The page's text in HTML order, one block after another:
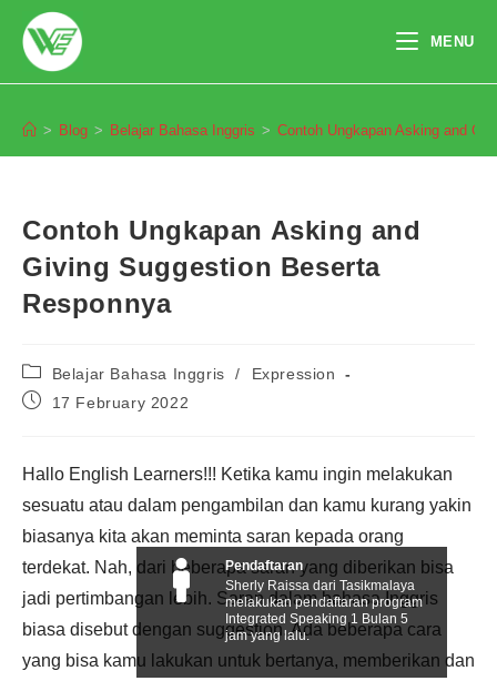
content
MENU
> Blog > Belajar Bahasa Inggris > Contoh Ungkapan Asking and
Contoh Ungkapan Asking and
Giving Suggestion Beserta
Responnya
Post
category:
Belajar Bahasa Inggris /
Expression
Post17 February 2022
Hallo English Learners!!! Ketika kamu ingin melakukan
sesuatu atau dalam pengambilan dan kamu kurang yakin
biasanya kita akan meminta saran kepada orang
terdekat. Nah, dari beberapa saran yang diberikan bisa
jadi pertimbangan lebih. Saran dalam bahasa Inggris
biasa disebut dengan suggestion. Ada beberapa cara
yang bisa kamu lakukan untuk bertanya, memberikan dan
Pendaftaran
Sherly Raissa dari Tasikmalaya
melakukan pendaftaran program
Integrated Speaking 1 Bulan 5
jam yang lalu.